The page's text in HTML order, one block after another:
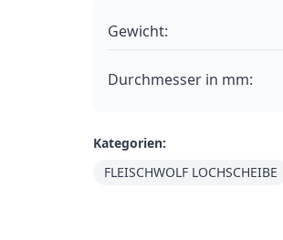
Gewicht:
Durchmesser in mm:
Kategorien:
FLEISCHWOLF LOCHSCHEIBE